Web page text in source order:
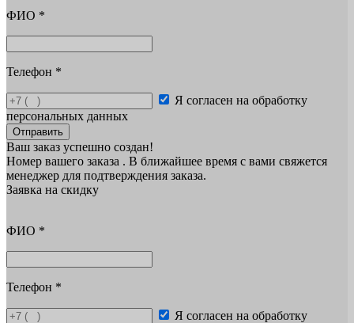
ФИО *
Телефон *
Я согласен на обработку
персональных данных
Отправить
Ваш заказ успешно создан!
Номер вашего заказа . В ближайшее время с вами свяжется
менеджер для подтверждения заказа.
Заявка на скидку
ФИО *
Телефон *
Я согласен на обработку